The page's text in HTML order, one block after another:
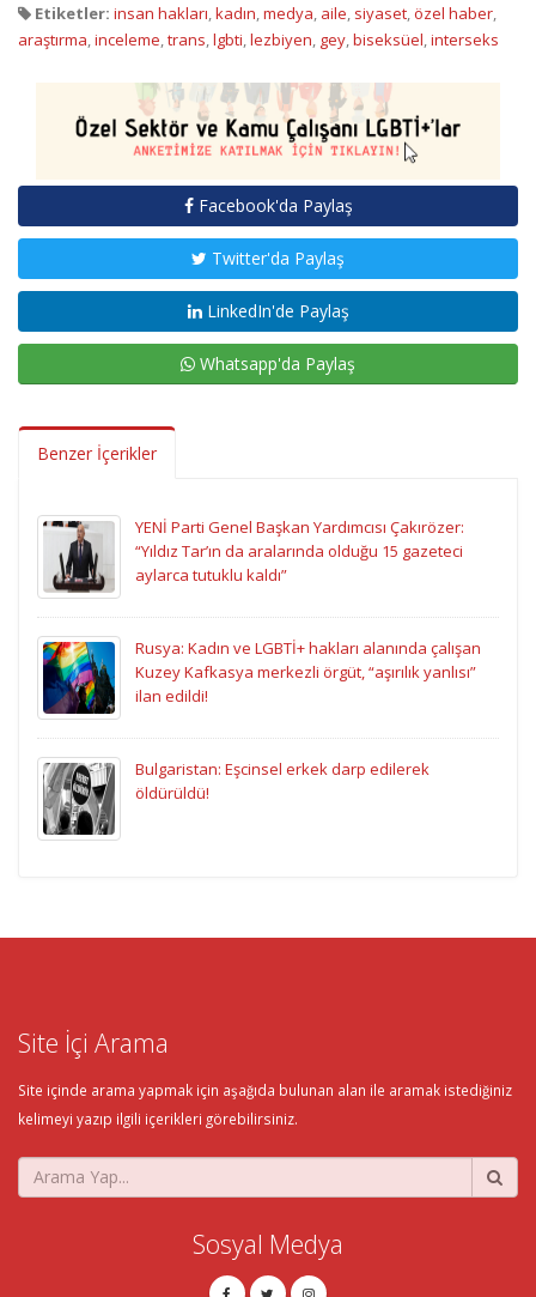
Etiketler: insan hakları,kadın,medya, aile, siyaset,özel haber,
araştırma,inceleme,trans,lgbti,lezbiyen, gey,biseksüel,interseks
Facebook'da Paylaş
Twitter'da Paylaş
LinkedIn'de Paylaş
Whatsapp'da Paylaş
Benzer İçerikler
YENİ Parti Genel Başkan Yardımcısı Çakırözer:
“Yıldız Tar’ın da aralarında olduğu 15 gazeteci
aylarca tutuklu kaldı”
Rusya: Kadın ve LGBTİ+ hakları alanında çalışan
Kuzey Kafkasya merkezli örgüt, “aşırılık yanlısı”
ilan edildi!
Bulgaristan: Eşcinsel erkek darp edilerek
öldürüldü!
Site İçi Arama
Site içinde arama yapmak için aşağıda bulunan alan ile aramak istediğiniz
kelimeyi yazıp ilgili içerikleri görebilirsiniz.
Sosyal Medya